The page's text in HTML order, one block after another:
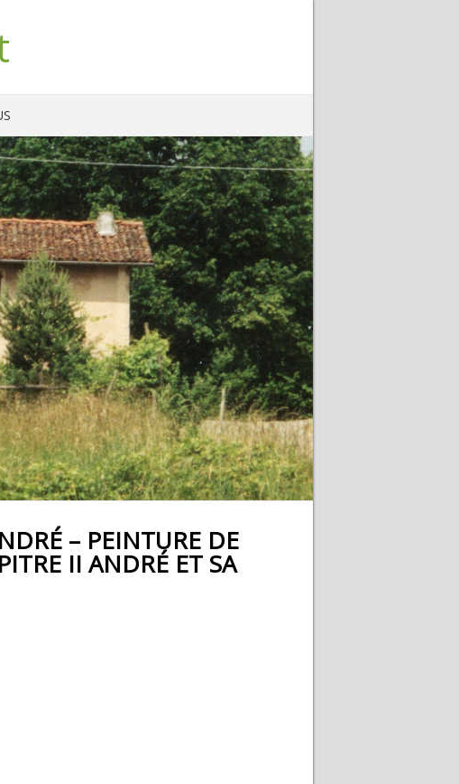
– PEINTURE DE
II ANDRÉ ET SA